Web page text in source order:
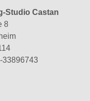
Studio Castan
8
33896743